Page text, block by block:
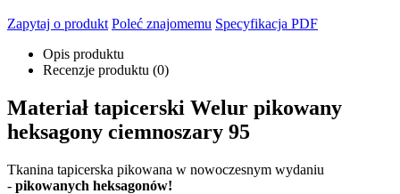
Zapytaj o produkt Poleć znajomemu Specyfikacja PDF
Opis produktu
Recenzje produktu (0)
Materiał tapicerski Welur pikowany
heksagony ciemnoszary 95
Tkanina tapicerska pikowana w nowoczesnym wydaniu
- pikowanych heksagonów!